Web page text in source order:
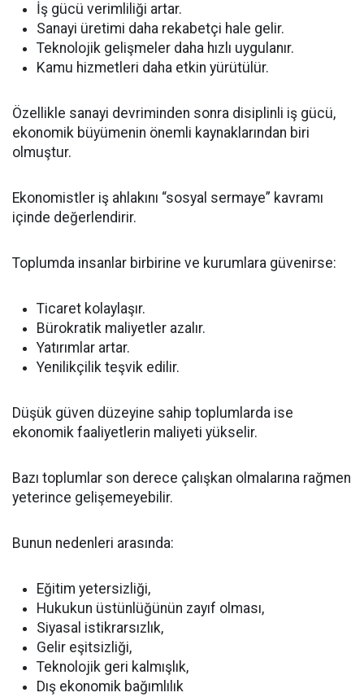
İş gücü verimliliği artar.
Sanayi üretimi daha rekabetçi hale gelir.
Teknolojik gelişmeler daha hızlı uygulanır.
Kamu hizmetleri daha etkin yürütülür.
Özellikle sanayi devriminden sonra disiplinli iş gücü,
ekonomik büyümenin önemli kaynaklarından biri
olmuştur.
Ekonomistler iş ahlakını “sosyal sermaye” kavramı
içinde değerlendirir.
Toplumda insanlar birbirine ve kurumlara güvenirse:
Ticaret kolaylaşır.
Bürokratik maliyetler azalır.
Yatırımlar artar.
Yenilikçilik teşvik edilir.
Düşük güven düzeyine sahip toplumlarda ise
ekonomik faaliyetlerin maliyeti yükselir.
Bazı toplumlar son derece çalışkan olmalarına rağmen
yeterince gelişemeyebilir.
Bunun nedenleri arasında:
Eğitim yetersizliği,
Hukukun üstünlüğünün zayıf olması,
Siyasal istikrarsızlık,
Gelir eşitsizliği,
Teknolojik geri kalmışlık,
Dış ekonomik bağımlılık